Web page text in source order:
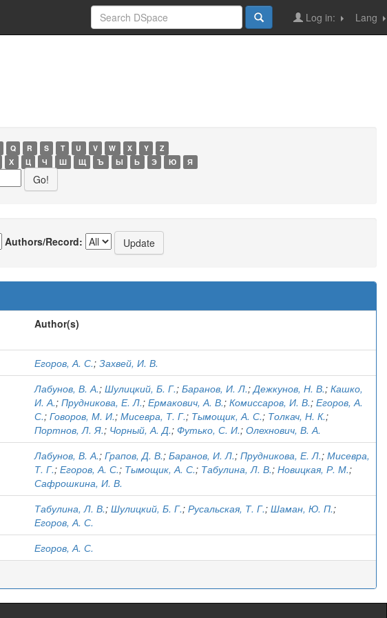
Lang
Log in:
Q R S T U V W X Y
Z
Х Ц Ч Ш Щ Ъ Ы Ь Э Ю Я
Authors/Record:
Author(s)
Егоров, А. С.; Захвей, И. В.
Лабунов, В. А.; Шулицкий, Б. Г.; Баранов, И. Л.;Дежкунов, Н. В.; Кашко,
И. А.; Прудникова, Е. Л.; Ермакович, А. В.; Комиссаров, И. В.; Егоров, А.
С.; Говоров, М. И.; Мисевра, Т. Г.; Тымощик, А. С.; Толкач, Н. К.;
Портнов, Л. Я.; Чорный, А. Д.; Футько, С. И.; Олехнович, В. А.
Лабунов, В. А.; Грапов, Д. В.; Баранов, И. Л.; Прудникова, Е. Л.; Мисевра,
Т. Г.; Егоров, А. С.; Тымощик, А. С.; Табулина, Л. В.; Новицкая, Р. М.;
Сафрошкина, И. В.
Табулина, Л. В.; Шулицкий, Б. Г.; Русальская, Т. Г.; Шаман, Ю. П.;
Егоров, А. С.
Егоров, А. С.